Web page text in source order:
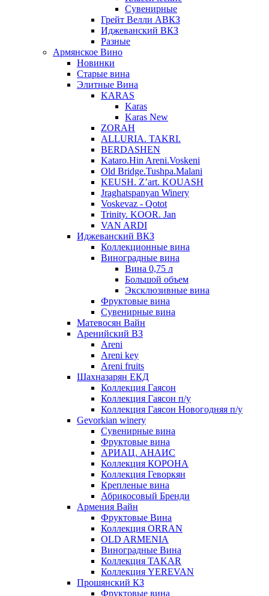
Сувенирные
Грейт Велли АВКЗ
Иджеванский ВКЗ
Разные
Армянское Вино
Новинки
Старые вина
Элитные Вина
KARAS
Karas
Karas New
ZORAH
ALLURIA. TAKRI.
BERDASHEN
Kataro.Hin Areni.Voskeni
Old Bridge.Tushpa.Malani
KEUSH. Z’art. KOUASH
Jraghatspanyan Winery
Voskevaz - Qotot
Trinity. KOOR. Jan
VAN ARDI
Иджеванский ВКЗ
Коллекционные вина
Виноградные вина
Вина 0,75 л
Большой объем
Эксклюзивные вина
Фруктовые вина
Cувенирные вина
Матевосян Вайн
Аренийский ВЗ
Areni
Areni key
Areni fruits
Шахназарян ЕКД
Коллекция Гаясон
Коллекция Гаясон п/у
Коллекция Гаясон Новогодняя п/у
Gevorkian winery
Сувенирные вина
Фруктовые вина
АРИАЦ. АНАИС
Коллекция КОРОНА
Коллекция Геворкян
Крепленые вина
Абрикосовый Бренди
Армения Вайн
Фруктовые Вина
Коллекция ORRAN
OLD ARMENIA
Виноградные Вина
Коллекция TAKAR
Коллекция YEREVAN
Прошянский КЗ
Фруктовые вина